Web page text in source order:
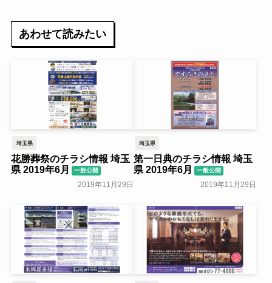
あわせて読みたい
埼玉県
花勝葬祭のチラシ情報 埼玉
県 2019年6月
一般公開
2019年11月29日
埼玉県
第一日典のチラシ情報 埼玉
県 2019年6月
一般公開
2019年11月29日